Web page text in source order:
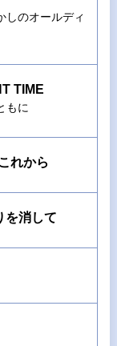
しのオールディ
TIME
もに
れから
消して